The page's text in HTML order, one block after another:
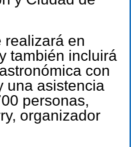
realizará en
también incluirá
con
una asistencia
personas,
organizador